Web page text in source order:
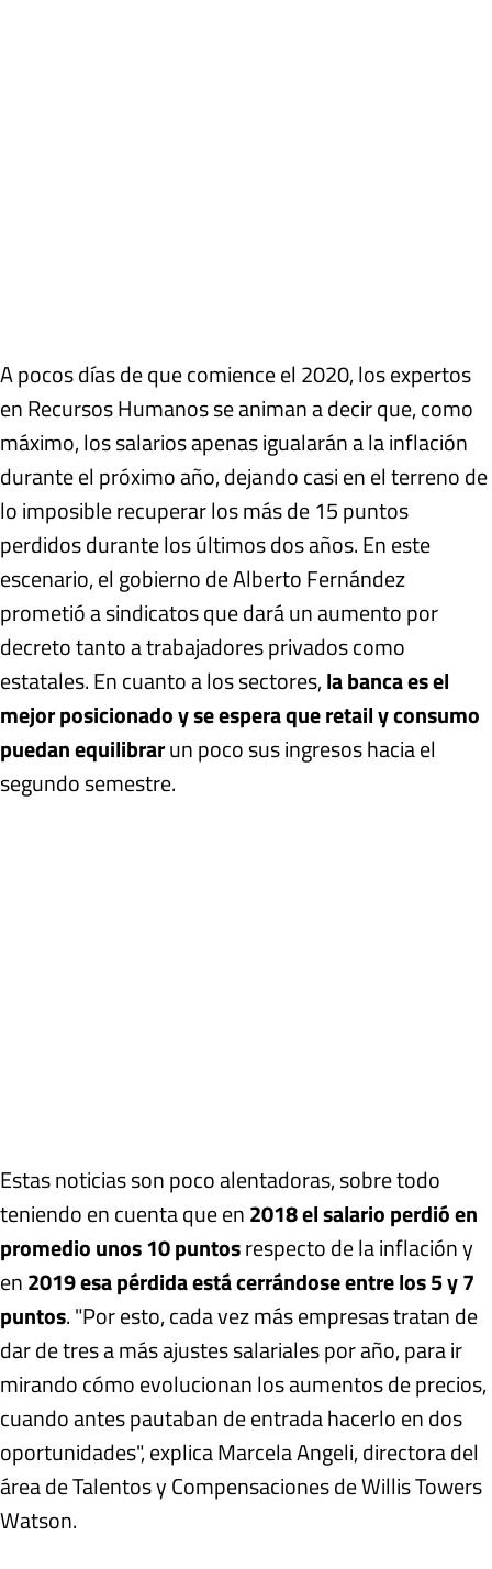
A pocos días de que comience el 2020, los expertos
en Recursos Humanos se animan a decir que, como
máximo, los salarios apenas igualarán a la inflación
durante el próximo año, dejando casi en el terreno de
lo imposible recuperar los más de 15 puntos
perdidos durante los últimos dos años. En este
escenario, el gobierno de Alberto Fernández
prometió a sindicatos que dará un aumento por
decreto tanto a trabajadores privados como
estatales. En cuanto a los sectores,la banca es el
mejor posicionado y se espera que retail y consumo
puedan equilibrarun poco sus ingresos hacia el
segundo semestre.
Estas noticias son poco alentadoras, sobre todo
teniendo en cuenta que en2018 el salario perdió en
promedio unos 10 puntosrespecto de la inflación y
en2019 esa pérdida está cerrándose entre los 5 y 7
puntos. "Por esto, cada vez más empresas tratan de
dar de tres a más ajustes salariales por año, para ir
mirando cómo evolucionan los aumentos de precios,
cuando antes pautaban de entrada hacerlo en dos
oportunidades", explica Marcela Angeli, directora del
área de Talentos y Compensaciones de Willis Towers
Watson.